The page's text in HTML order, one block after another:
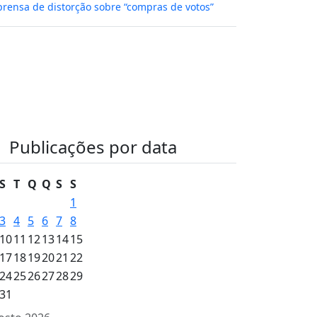
de distorção sobre “compras de votos”
Publicações por data
S T Q Q S S
1
3 4 5 6 7 8
1011 12131415
1718192021 22
242526272829
31